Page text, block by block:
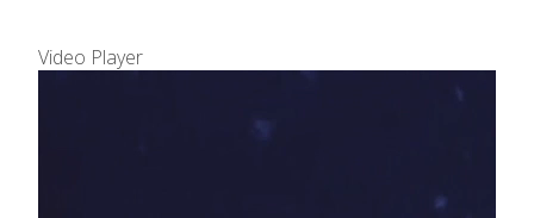
Video Player